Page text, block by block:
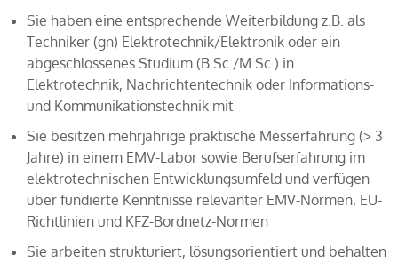
Sie haben eine entsprechende Weiterbildung z.B. als
Techniker (gn) Elektrotechnik/Elektronik oder ein
abgeschlossenes Studium (B.Sc./M.Sc.) in
Elektrotechnik, Nachrichtentechnik oder Informations-
und Kommunikationstechnik mit
Sie besitzen mehrjährige praktische Messerfahrung (> 3
Jahre) in einem EMV-Labor sowie Berufserfahrung im
elektrotechnischen Entwicklungsumfeld und verfügen
über fundierte Kenntnisse relevanter EMV-Normen, EU-
Richtlinien und KFZ-Bordnetz-Normen
Sie arbeiten strukturiert, lösungsorientiert und behalten